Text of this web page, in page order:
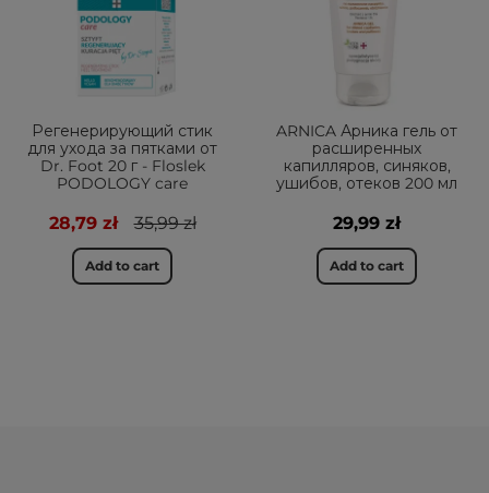
Регенерирующий стик
для ухода за пятками от
Dr. Foot 20 г - Floslek
PODOLOGY care
28,79 zł 35,99 zł
Add to cart
ARNICA Арника гель от
расширенных
капилляров, синяков,
ушибов, отеков 200 мл
29,99 zł
Add to cart